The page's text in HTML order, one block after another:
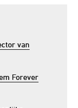
van
Forever